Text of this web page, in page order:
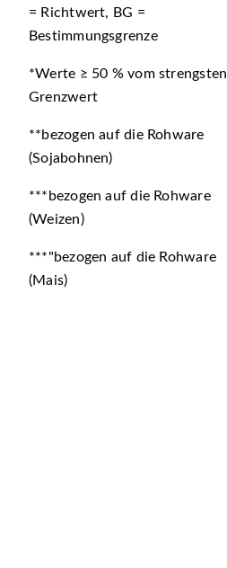
= Richtwert, BG =
Bestimmungsgrenze
*Werte ≥ 50 % vom strengsten
Grenzwert
**bezogen auf die Rohware
(Sojabohnen)
***bezogen auf die Rohware
(Weizen)
***"bezogen auf die Rohware
(Mais)